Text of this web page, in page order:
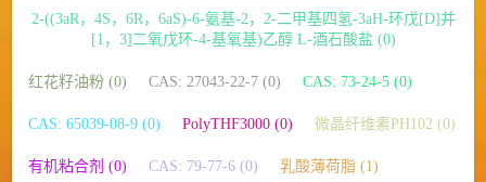
2-((3aR，4S，6R，6aS)-6-氨基-2，2-二甲基四氢-3aH-环戊[D]并
[1，3]二氧戊环-4-基氧基)乙醇 L-酒石酸盐 (0)
红花籽油粉 (0) CAS: 27043-22-7 (0) CAS: 73-24-5 (0)
CAS: 65039-08-9 (0) PolyTHF3000 (0) 微晶纤维素PH102 (0)
有机粘合剂 (0) CAS: 79-77-6 (0) 乳酸薄荷脂 (1)